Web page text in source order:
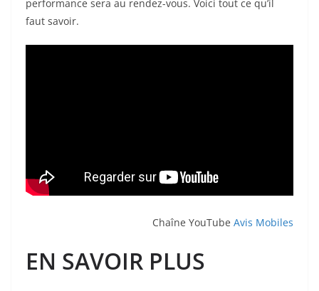
performance sera au rendez-vous. Voici tout ce qu’il
faut savoir.
Chaîne YouTube Avis Mobiles
EN SAVOIR PLUS